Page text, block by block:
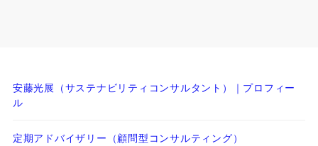
安藤光展（サステナビリティコンサルタント）｜プロフィー
ル
定期アドバイザリー（顧問型コンサルティング）